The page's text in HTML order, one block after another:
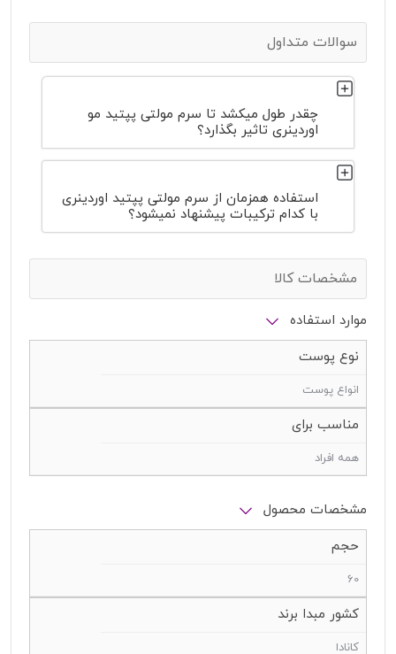
سوالات متداول
چقدر طول میکشد تا سرم مولتی پپتید مو
اوردینری تاثیر بگذارد؟
استفاده همزمان از سرم مولتی پپتید اوردینری
با کدام ترکیبات پیشنهاد نمیشود؟
مشخصات کالا
موارد استفاده
نوع پوست
انواع پوست
مناسب برای
همه افراد
مشخصات محصول
حجم
60
کشور مبدا برند
کانادا